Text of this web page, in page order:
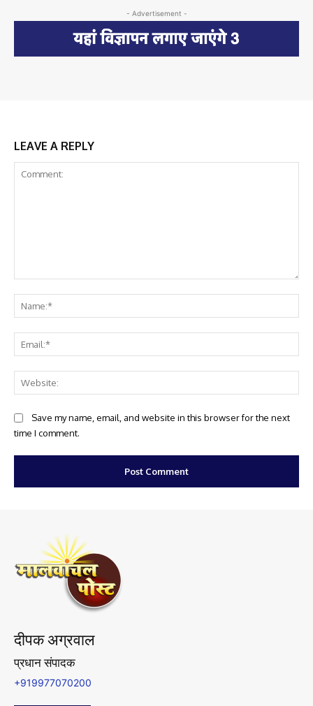
- Advertisement -
LEAVE A REPLY
Save my name, email, and website in this browser for the next
time I comment.
दीपक अग्रवाल
प्रधान संपादक
+919977070200